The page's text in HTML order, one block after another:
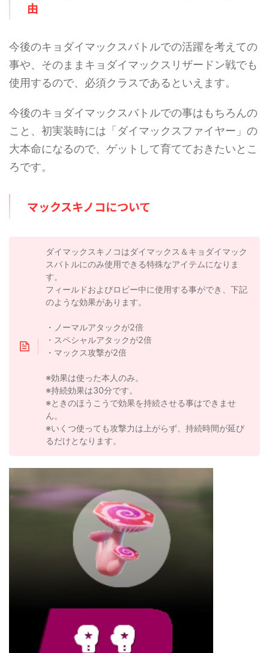
由
今後のキョダイマックスバトルでの活躍を考えての
事や、そのままキョダイマックスリザードン戦でも
使用するので、必須クラスであるといえます。
今後のキョダイマックスバトルでの事はもちろんの
こと、初実装時には「ダイマックスファイヤー」の
大本命になるので、ゲットして育てておきたいとこ
ろです。
マックスキノコについて
ダイマックスキノコはダイマックス＆キョダイマック
スバトルにのみ使用できる特殊なアイテムになりま
す。
フィールドおよびロビー中に使用する事ができ、下記
のような効果があります。
・ノーマルアタックが2倍
・スペシャルアタックが2倍
・マックス攻撃が2倍
※効果は使った本人のみ。
※持続効果は30分です。
※ときのほうこうで効果を持続させる事はできませ
ん。
※いくつ使っても攻撃力は上がらず、持続時間が延び
るだけとなります。